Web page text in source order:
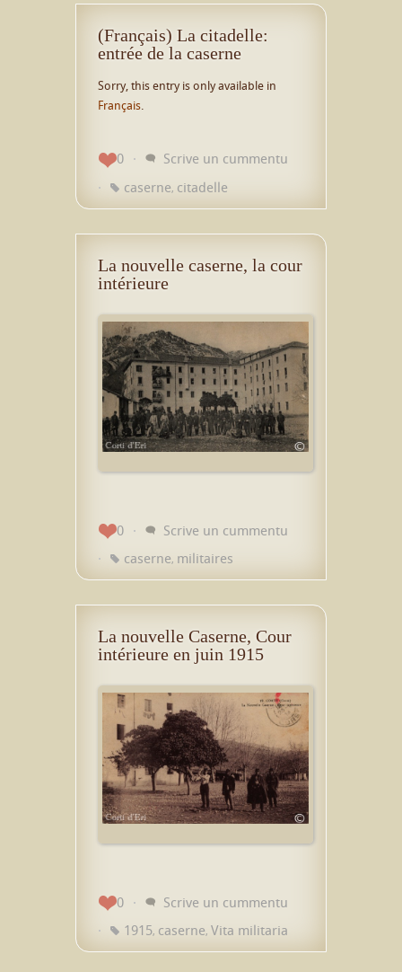
(Français) La citadelle:
entrée de la caserne
Sorry, this entry is only available in
Français
0
Scrive un cummentu
caserne, citadelle
La nouvelle caserne, la cour
intérieure
0
Scrive un cummentu
caserne, militaires
La nouvelle Caserne, Cour
intérieure en juin 1915
0
Scrive un cummentu
1915, caserne, Vita militaria